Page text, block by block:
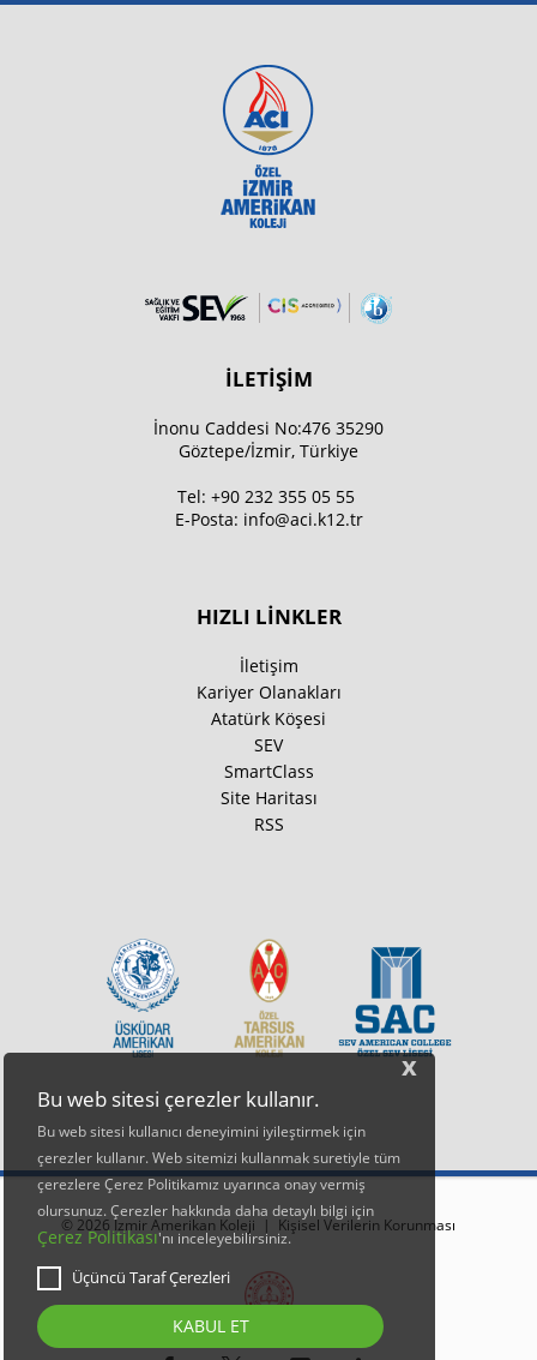
x
Bu web sitesi çerezler kullanır.
Bu web sitesi kullanıcı deneyimini iyileştirmek için
çerezler kullanır. Web sitemizi kullanmak suretiyle tüm
çerezlere Çerez Politikamız uyarınca onay vermiş
olursunuz. Çerezler hakkında daha detaylı bilgi için
Çerez Politikası'nı inceleyebilirsiniz.
Üçüncü Taraf Çerezleri
KABUL ET
İLETİŞİM
İnonu Caddesi No:476 35290
Göztepe/İzmir, Türkiye
Tel: +90 232 355 05 55
E-Posta: info@aci.k12.tr
HIZLI LİNKLER
İletişim
Kariyer Olanakları
Atatürk Köşesi
SEV
SmartClass
Site Haritası
RSS
© 2026 İzmir Amerikan Koleji | Kişisel Verilerin Korunması